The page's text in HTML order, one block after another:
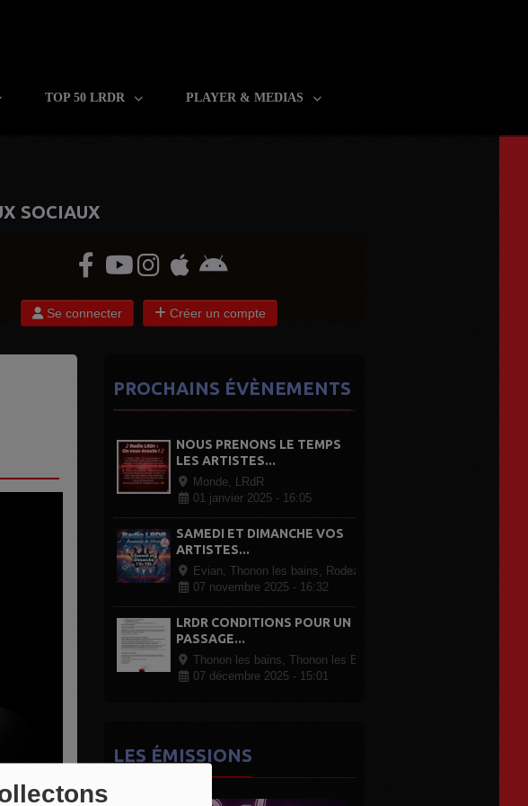
TOP 50 LRDR PLAYER & MEDIAS
SOCIAUX
Se connecter Créer un compte
PROCHAINS ÉVÈNEMENTS
NOUS PRENONS LE TEMPS
LES ARTISTES...
Monde, LRdR
01 janvier 2025 - 16:05
SAMEDI ET DIMANCHE VOS
ARTISTES...
Evian, Thonon les bains, Rodez Paris, partout en France
07 novembre 2025 - 16:32
LRDR CONDITIONS POUR UN
PASSAGE...
Thonon les bains, Thonon les Bains
07 décembre 2025 - 15:01
LES ÉMISSIONS